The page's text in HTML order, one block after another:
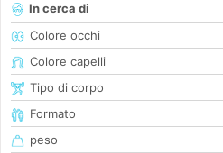
In cerca di
Colore occhi
Colore capelli
Tipo di corpo
Formato
peso